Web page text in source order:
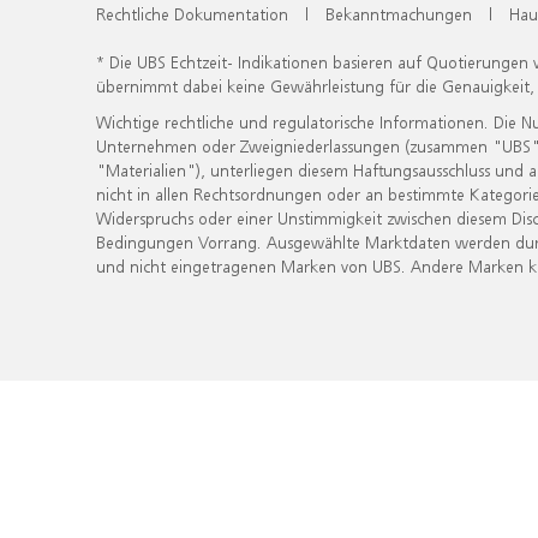
Rechtliche Dokumentation | Bekanntmachungen |
* Die UBS Echtzeit- Indikationen basieren auf
übernimmt dabei keine Gewährleistung für die
Wichtige rechtliche und regulatorische Informationen. Die
Unternehmen oder Zweigniederlassungen (zusammen
"Materialien"), unterliegen diesem Haftungsausschluss
nicht in allen Rechtsordnungen oder an bestimmte
Widerspruchs oder einer Unstimmigkeit zwischen diesem
Bedingungen Vorrang. Ausgewählte Marktdaten werden
und nicht eingetragenen Marken von UBS. Andere Marken